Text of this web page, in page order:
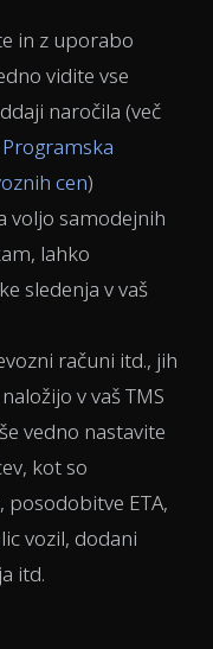
in z uporabo
vidite vse
naročila (več
Programska
cen)
voljo samodejnih
lahko
sledenja v vaš
računi itd., jih
v vaš TMS
vedno nastavite
kot so
ETA,
vozil, dodani
itd.